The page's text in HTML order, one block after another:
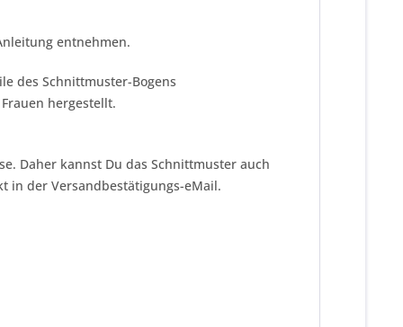
entnehmen.
des Schnittmuster-Bogens
hergestellt.
Daher kannst Du das Schnittmuster auch
in der Versandbestätigungs-eMail.